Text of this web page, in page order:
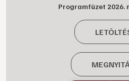
Programfüzet 2026.